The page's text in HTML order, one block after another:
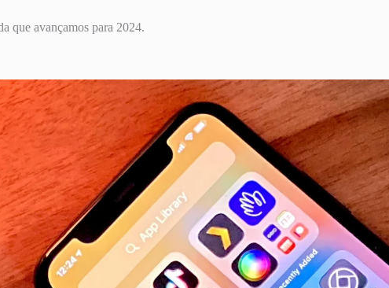
que avançamos para 2024.